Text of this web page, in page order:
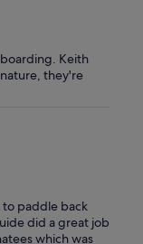
Keith
they're
to paddle back
did a great job
which was